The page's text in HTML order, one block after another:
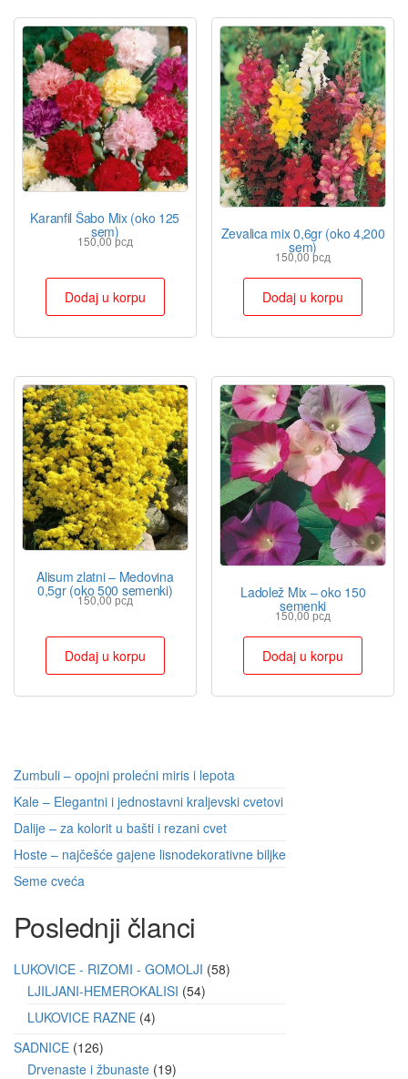
Karanfil Šabo Mix (oko 125
sem)
150,00рсд
Dodaj u korpu
Zevalica mix 0,6gr (oko 4,200
sem)
150,00рсд
Dodaj u korpu
Alisum zlatni – Medovina
0,5gr (oko 500 semenki)
150,00рсд
Dodaj u korpu
Ladolež Mix – oko 150
semenki
150,00рсд
Dodaj u korpu
Zumbuli – opojni prolećni miris i lepota
Kale – Elegantni i jednostavni kraljevski cvetovi
Dalije – za kolorit u bašti i rezani cvet
Hoste – najčešće gajene lisnodekorativne biljke
Seme cveća
Poslednji članci
LUKOVICE - RIZOMI - GOMOLJI 58
LJILJANI-HEMEROKALISI 54
LUKOVICE RAZNE 4
SADNICE 126
Drvenaste i žbunaste 19